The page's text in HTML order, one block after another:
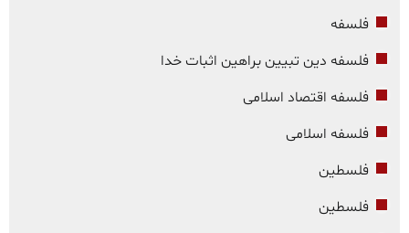
فلسفه
فلسفه دین تبیین براهین اثبات خدا
فلسفه اقتصاد اسلامی
فلسفه اسلامی
فلسطین
فلسطین